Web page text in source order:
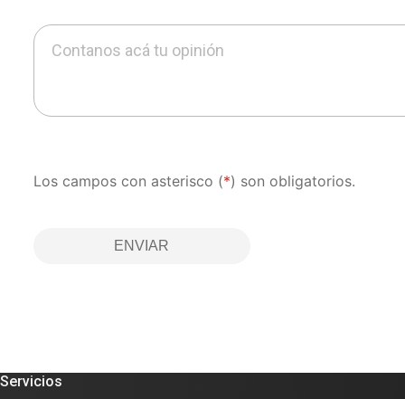
Contanos acá tu opinión
Los campos con asterisco (*) son obligatorios.
ENVIAR
Servicios